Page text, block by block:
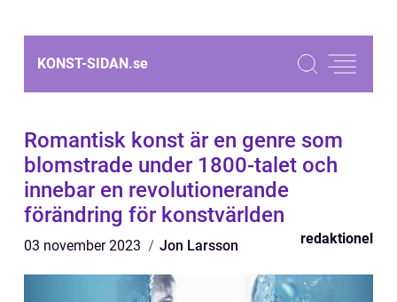
KONST-SIDAN.se
Romantisk konst är en genre som
blomstrade under 1800-talet och
innebar en revolutionerande
förändring för konstvärlden
03 november 2023 Jon Larsson redaktionel